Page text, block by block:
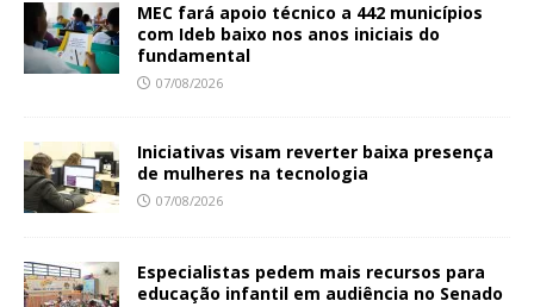
MEC fará apoio técnico a 442 municípios
com Ideb baixo nos anos iniciais do
fundamental
07/08/2026
Iniciativas visam reverter baixa presença
de mulheres na tecnologia
07/08/2026
Especialistas pedem mais recursos para
educação infantil em audiência no Senado